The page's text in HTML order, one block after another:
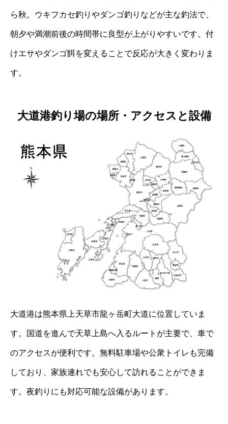
ら秋。ウキフカセ釣りやダンゴ釣りなどが主な釣法で、
朝夕や満潮前後の時間帯に良型が上がりやすいです。付
けエサやダンゴ餌を変えることで反応が大きく変わりま
す。
大道港釣り場の場所・アクセスと設備
大道港は熊本県上天草市龍ヶ岳町大道に位置していま
す。国道を進んで天草上島へ入るルートが主要で、車で
のアクセスが便利です。無料駐車場や公衆トイレも完備
しており、家族連れでも安心して訪れることができま
す。夜釣りにも対応可能な設備があります。